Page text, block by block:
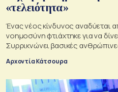
«τελειότητα»
Ένας νέος κίνδυνος αναδύεται
νοημοσύνη φτιάχτηκε για να
Συρρικνώνει βασικές
ενσυναίσθηση και η κοινωνική
Αρχοντία Κάτσουρα